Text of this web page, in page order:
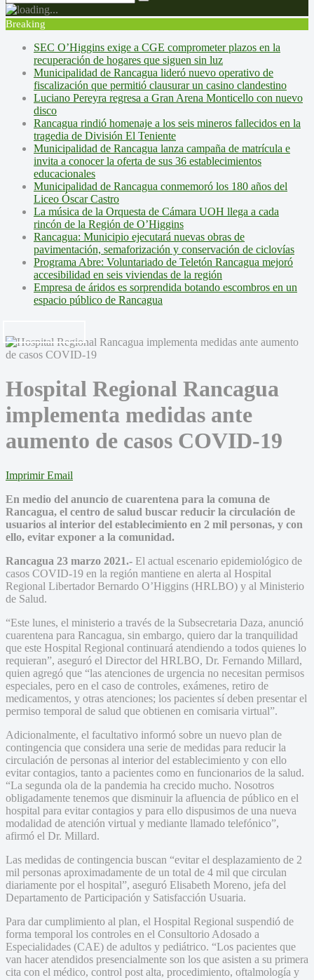
Breaking
SEC O’Higgins exige a CGE comprometer plazos en la
recuperación de hogares que siguen sin luz
Municipalidad de Rancagua lideró nuevo operativo de
fiscalización que permitió clausurar un casino clandestino
Luciano Pereyra regresa a Gran Arena Monticello con nuevo
disco
Rancagua rindió homenaje a los seis mineros fallecidos en la
tragedia de División El Teniente
Municipalidad de Rancagua lanza campaña de matrícula e
invita a conocer la oferta de sus 36 establecimientos
educacionales
Municipalidad de Rancagua conmemoró los 180 años del
Liceo Óscar Castro
La música de la Orquesta de Cámara UOH llega a cada
rincón de la Región de O’Higgins
Rancagua: Municipio ejecutará nuevas obras de
pavimentación, semaforización y conservación de ciclovías
Programa Abre: Voluntariado de Teletón Rancagua mejoró
accesibilidad en seis viviendas de la región
Empresa de áridos es sorprendida botando escombros en un
espacio público de Rancagua
Hospital Regional Rancagua
implementa medidas ante
aumento de casos COVID-19
Imprimir Email
En medio del anuncio de cuarentena para la comuna de
Rancagua, el centro de salud buscar reducir la circulación de
usuarios al interior del establecimiento en 2 mil personas, y con
ello, evitar exponer a la comunidad.
Rancagua 23 marzo 2021.- El actual escenario epidemiológico de
casos COVID-19 en la región mantiene en alerta al Hospital
Regional Libertador Bernardo O’Higgins (HRLBO) y al Ministerio
de Salud.
“Este lunes, el ministerio a través de la Subsecretaria Daza, anunció
cuarentena para Rancagua, sin embargo, quiero dar la tranquilidad
que este Hospital Regional continuará atendiendo a todos quienes lo
requieran”, aseguró el Director del HRLBO, Dr. Fernando Millard,
quien agregó que “las atenciones de urgencia no necesitan permisos
especiales, pero en el caso de controles, exámenes, retiro de
medicamentos, y otras atenciones; los pacientes sí deben presentar el
permiso temporal de salud que obtienen en comisaria virtual”.
Adicionalmente, el facultativo informó sobre un nuevo plan de
contingencia que considera una serie de medidas para reducir la
circulación de personas al interior del establecimiento y con ello
evitar contagios, tanto a pacientes como en funcionarios de la salud.
“La segunda ola de la pandemia ha crecido mucho. Nosotros
obligadamente tenemos que disminuir la afluencia de público en el
hospital para evitar contagios y para ello dispusimos de una nueva
modalidad de atención virtual y mediante llamado telefónico”,
afirmó el Dr. Millard.
Las medidas de contingencia buscan “evitar el desplazamiento de 2
mil personas aproximadamente de un total de 4 mil que circulan
diariamente por el hospital”, aseguró Elisabeth Moreno, jefa del
Departamento de Participación y Satisfacción Usuaria.
Para dar cumplimiento al plan, el Hospital Regional suspendió de
forma temporal los controles en el Consultorio Adosado a
Especialidades (CAE) de adultos y pediátrico. “Los pacientes que
van hacer atendidos presencialmente son los que asisten a su primera
cita con el médico, control post alta, procedimiento, oftalmología y